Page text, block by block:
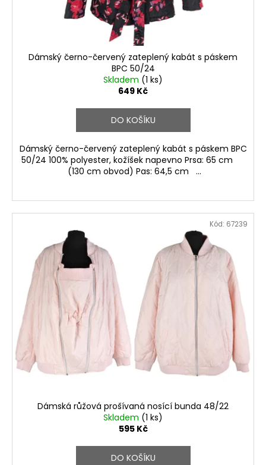
Dámský černo-červený zateplený kabát s páskem
BPC 50/24
Skladem (1 ks)
649 Kč
DO KOŠÍKU
Dámský černo-červený zateplený kabát s páskem BPC
50/24 100% polyester, kožíšek napevno Prsa: 65 cm
(130 cm obvod) Pas: 64,5 cm ...
Dámská růžová prošívaná nosící bunda 48/22
Skladem (1 ks)
595 Kč
DO KOŠÍKU
Kód: 67239